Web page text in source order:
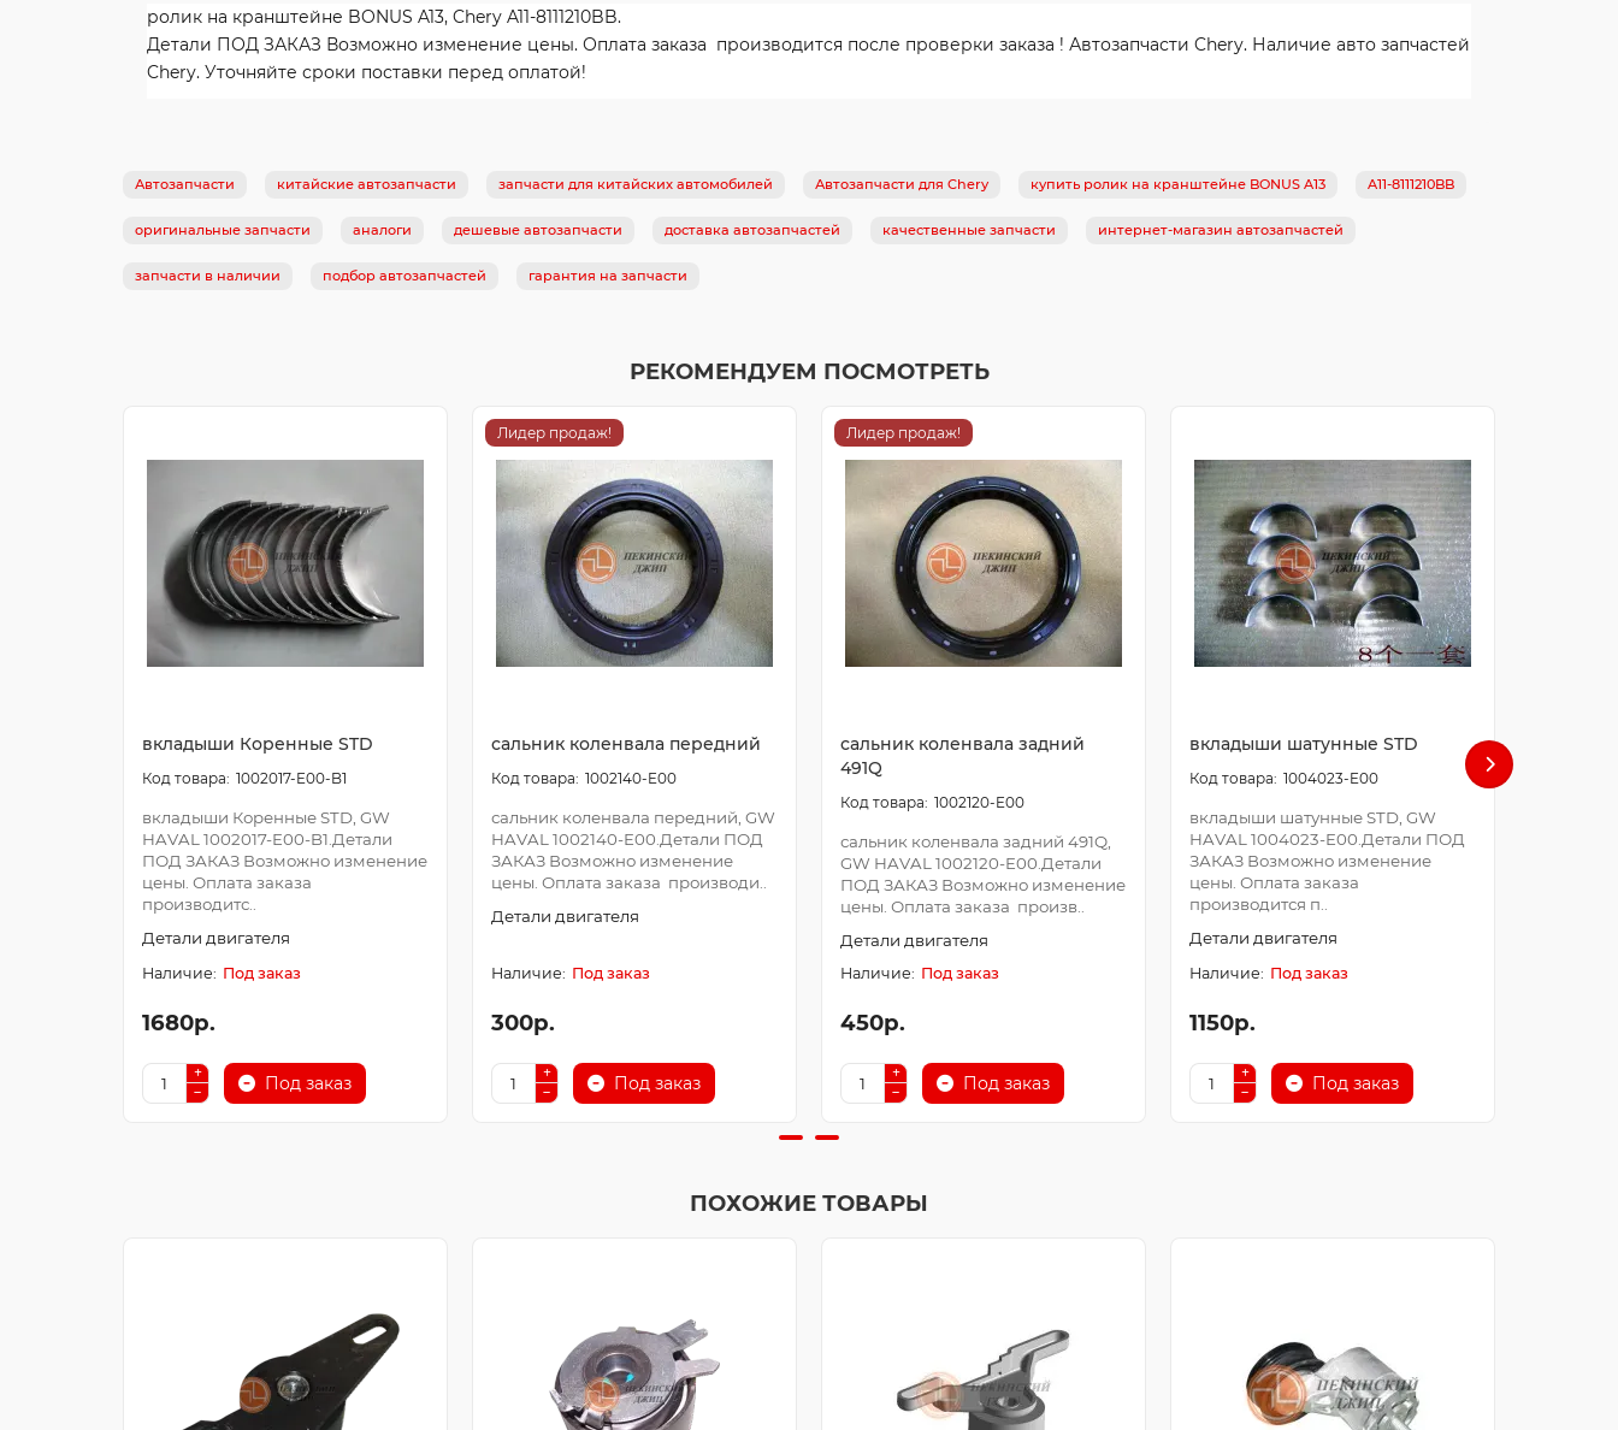
ролик на кранштейне BONUS A13, Chery A11-8111210BB.
Детали ПОД ЗАКАЗ Возможно изменение цены. Оплата заказа производится после проверки заказа ! Автозапчасти Chery. Наличие авто запчастей
Chery. Уточняйте сроки поставки перед оплатой!
Автозапчасти китайские автозапчасти запчасти для китайских автомобилей Автозапчасти для Chery купить ролик на кранштейне BONUS A13 A11-8111210BB
оригинальные запчасти аналоги дешевые автозапчасти доставка автозапчастей качественные запчасти интернет-магазин автозапчастей
запчасти в наличии подбор автозапчастей гарантия на запчасти
РЕКОМЕНДУЕМ ПОСМОТРЕТЬ
вкладыши Коренные STD
1002017-E00-B1
вкладыши Коренные STD, GW
HAVAL 1002017-E00-B1.Детали
ПОД ЗАКАЗ Возможно изменение
цены. Оплата заказа
производитс..
Детали двигателя
Под заказ
1680р.
Под заказ
Лидер продаж!
сальник коленвала передний
1002140-E00
сальник коленвала передний, GW
HAVAL 1002140-E00.Детали ПОД
ЗАКАЗ Возможно изменение
цены. Оплата заказа производи..
Детали двигателя
Под заказ
300р.
Под заказ
Лидер продаж!
сальник коленвала задний
491Q
1002120-E00
сальник коленвала задний 491Q,
GW HAVAL 1002120-E00.Детали
ПОД ЗАКАЗ Возможно изменение
цены. Оплата заказа произв..
Детали двигателя
Под заказ
450р.
Под заказ
вкладыши шатунные STD
1004023-E00
вкладыши шатунные STD, GW
HAVAL 1004023-E00.Детали ПОД
ЗАКАЗ Возможно изменение
цены. Оплата заказа
производится п..
Детали двигателя
Под заказ
1150р.
Под заказ
ПОХОЖИЕ ТОВАРЫ